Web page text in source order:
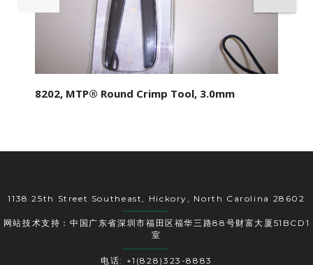
8202, MTP® Round Crimp Tool, 3.0mm
1138 25th Street Southeast, Hickory, North Carolina 28602
网站技术支持：中国广东省深圳市福田区福华三路88号财富大厦51BCD1
室
电话: +1(828)323-8883